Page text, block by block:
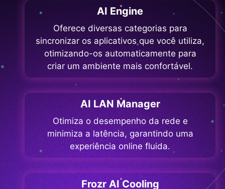
AI Engine
Oferece diversas categorias para
sincronizar os aplicativos que você utiliza,
otimizando-os automaticamente para
criar um ambiente mais confortável.
AI LAN Manager
Otimiza o desempenho da rede e
minimiza a latência, garantindo uma
experiência online fluida.
Frozr AI Cooling